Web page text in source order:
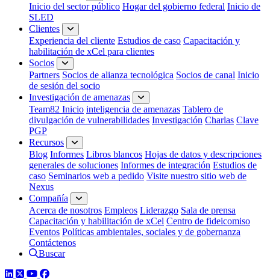
Inicio del sector público Hogar del gobierno federal Inicio de
SLED
Clientes
Experiencia del cliente Estudios de caso Capacitación y
habilitación de xCel para clientes
Socios
Partners Socios de alianza tecnológica Socios de canal Inicio
de sesión del socio
Investigación de amenazas
Team82 Inicio inteligencia de amenazas Tablero de
divulgación de vulnerabilidades Investigación Charlas Clave
PGP
Recursos
Blog Informes Libros blancos Hojas de datos y descripciones
generales de soluciones Informes de integración Estudios de
caso Seminarios web a pedido Visite nuestro sitio web de
Nexus
Compañía
Acerca de nosotros Empleos Liderazgo Sala de prensa
Capacitación y habilitación de xCel Centro de fideicomiso
Eventos Políticas ambientales, sociales y de gobernanza
Contáctenos
Buscar
LinkedIn
TwitterYouTube
Facebook